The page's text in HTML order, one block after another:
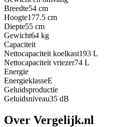
Breedte54 cm
Hoogte177.5 cm
Diepte55 cm
Gewicht64 kg
Capaciteit
Nettocapaciteit koelkast193 L
Nettocapaciteit vriezer74 L
Energie
EnergieklasseE
Geluidsproductie
Geluidsniveau35 dB
Over Vergelijk.nl